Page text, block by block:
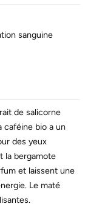
sanguine
de salicorne
caféine bio a un
des yeux
la bergamote
et laissent une
Le maté